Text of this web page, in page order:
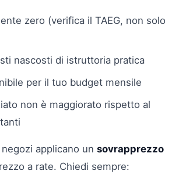
zero (verifica il TAEG, non solo
nascosti di istruttoria pratica
per il tuo budget mensile
non è maggiorato rispetto al
applicano un sovrapprezzo
a rate. Chiedi sempre: